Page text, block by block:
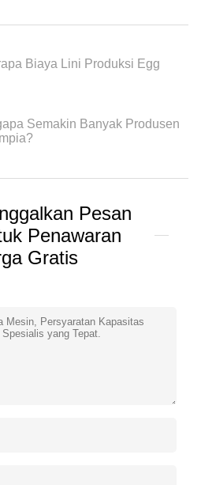
Biaya Lini Produksi Egg
Semakin Banyak Produsen
Pesan
Penawaran
Gratis